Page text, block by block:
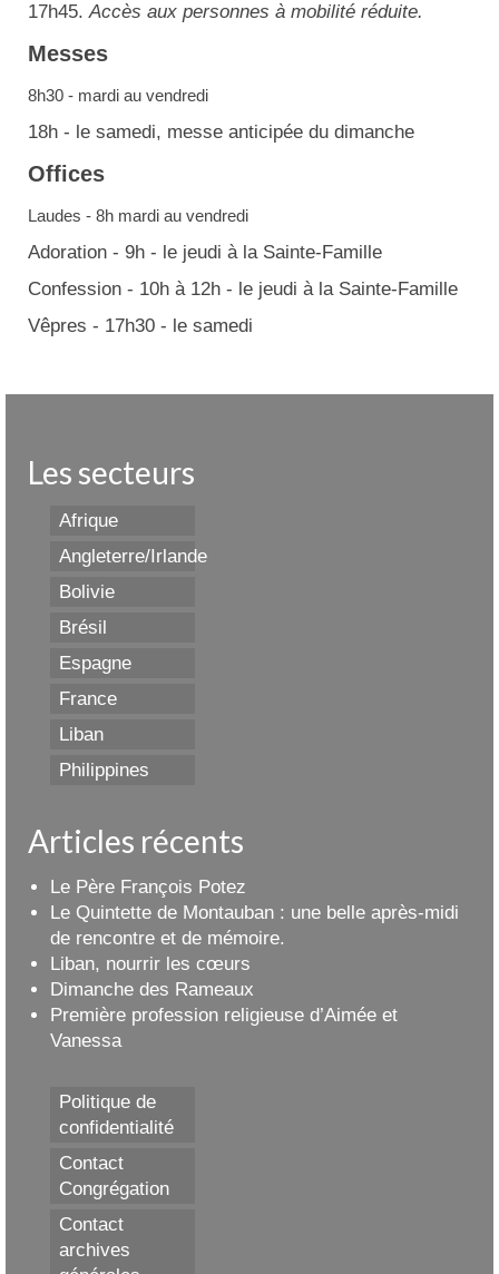
17h45.Accès aux personnes à mobilité réduite.
Messes
8h30 - mardi au vendredi
18h - le samedi, messe anticipée du dimanche
Offices
Laudes - 8h mardi au vendredi
Adoration - 9h - le jeudi à la Sainte-Famille
Confession - 10h à 12h - le jeudi à la Sainte-Famille
Vêpres - 17h30 - le samedi
Les secteurs
Afrique
Angleterre/Irlande
Bolivie
Brésil
Espagne
France
Liban
Philippines
Articles récents
Le Père François Potez
Le Quintette de Montauban : une belle après-midi
de rencontre et de mémoire.
Liban, nourrir les cœurs
Dimanche des Rameaux
Première profession religieuse d’Aimée et
Vanessa
Politique de
confidentialité
Contact
Congrégation
Contact
archives